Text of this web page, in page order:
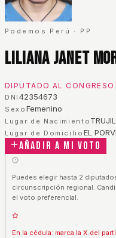
Podemos Perú · PP
Liliana Janet
DIPUTADO AL CONGRESO
DNI 42354673
Sexo Femenino
Lugar de Nacimiento
Lugar de Domicilio EL
Añadir a mi voto
Puedes elegir hasta 2
circunscripción regional.
el voto preferencial.
En la cédula: marca la X del